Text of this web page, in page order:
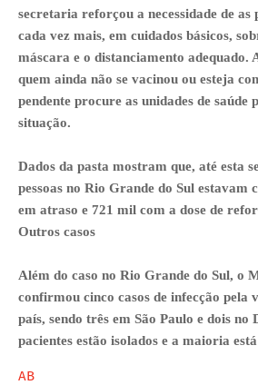
secretaria reforçou a necessidade de as
cada vez mais, em cuidados básicos,
máscara e o distanciamento adequado.
quem ainda não se vacinou ou esteja
pendente procure as unidades de saúde
situação.
Dados da pasta mostram que, até esta
pessoas no Rio Grande do Sul estavam
em atraso e 721 mil com a dose de
Outros casos
Além do caso no Rio Grande do Sul, o
confirmou cinco casos de infecção pela
país, sendo três em São Paulo e dois
pacientes estão isolados e a maioria
AB